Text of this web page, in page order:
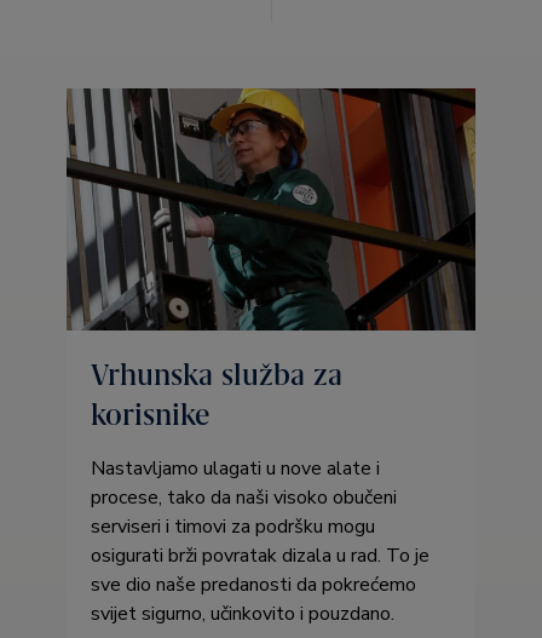
Vrhunska služba za
korisnike
Nastavljamo ulagati u nove alate i
procese, tako da naši visoko obučeni
serviseri i timovi za podršku mogu
osigurati brži povratak dizala u rad. To je
sve dio naše predanosti da pokrećemo
svijet sigurno, učinkovito i pouzdano.